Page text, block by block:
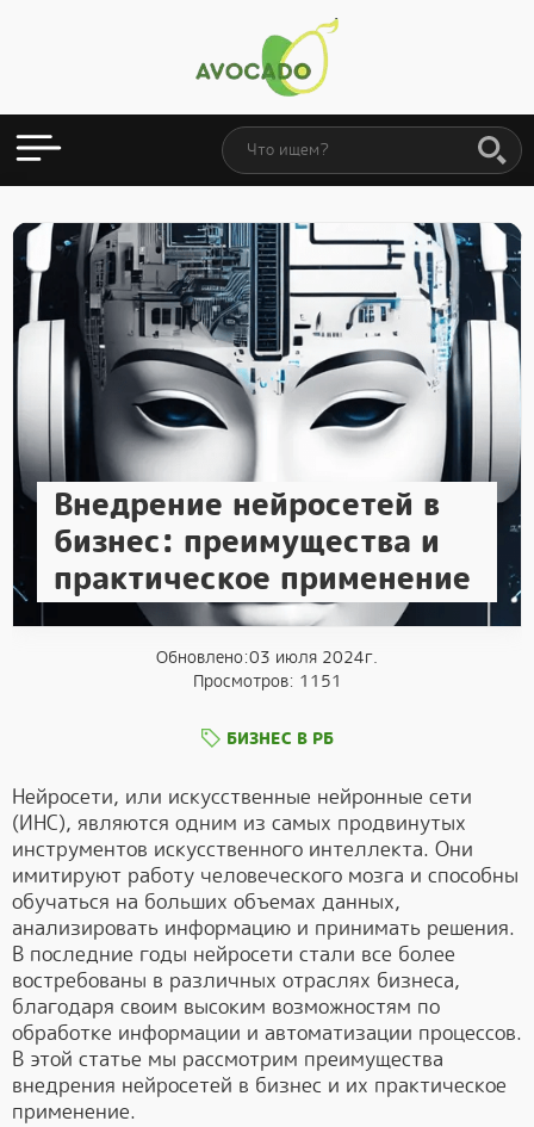
Внедрение нейросетей в
бизнес: преимущества и
практическое применение
Обновлено:03 июля 2024г.
Просмотров: 1151
БИЗНЕС В РБ
Нейросети, или искусственные нейронные сети
(ИНС), являются одним из самых продвинутых
инструментов искусственного интеллекта. Они
имитируют работу человеческого мозга и способны
обучаться на больших объемах данных,
анализировать информацию и принимать решения.
В последние годы нейросети стали все более
востребованы в различных отраслях бизнеса,
благодаря своим высоким возможностям по
обработке информации и автоматизации процессов.
В этой статье мы рассмотрим преимущества
внедрения нейросетей в бизнес и их практическое
применение.